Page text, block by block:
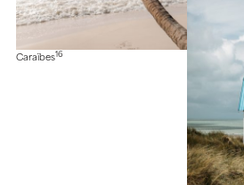
Caraïbes16